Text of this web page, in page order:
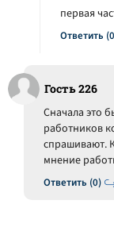
Ответить
первая
Гость 226
Ответить (0)
Сначала это
работников
спрашивают.
мнение